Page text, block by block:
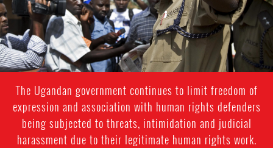
The Ugandan government continues to limit freedom of
expression and association with human rights defenders
being subjected to threats, intimidation and judicial
harassment due to their legitimate human rights work.